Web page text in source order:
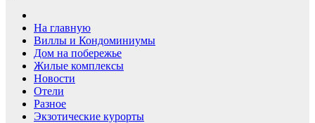
На главную
Виллы и Кондоминиумы
Дом на побережье
Жилые комплексы
Новости
Отели
Разное
Экзотические курорты